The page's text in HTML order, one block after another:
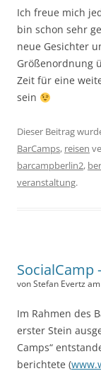
Ich freue mich
bin schon sehr
neue Gesichter
Größenordnung
Zeit für eine
sein
Dieser Beitrag
BarCamps, reisen
barcampberlin2,
veranstaltung.
SocialCamp
von Stefan Evertz
Im Rahmen des
erster Stein
Camps“
berichtete (